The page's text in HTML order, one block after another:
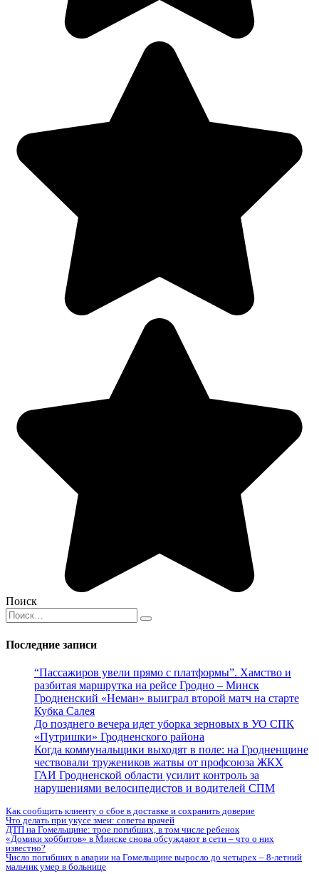
Поиск
Search
for:
Последние записи
“Пассажиров увели прямо с платформы”. Хамство и
разбитая маршрутка на рейсе Гродно – Минск
Гродненский «Неман» выиграл второй матч на старте
Кубка Салея
До позднего вечера идет уборка зерновых в УО СПК
«Путришки» Гродненского района
Когда коммунальщики выходят в поле: на Гродненщине
чествовали тружеников жатвы от профсоюза ЖКХ
ГАИ Гродненской области усилит контроль за
нарушениями велосипедистов и водителей СПМ
Как сообщить клиенту о сбое в доставке и сохранить доверие
Что делать при укусе змеи: советы врачей
ДТП на Гомельщине: трое погибших, в том числе ребенок
«Домики хоббитов» в Минске снова обсуждают в сети – что о них
известно?
Число погибших в аварии на Гомельщине выросло до четырех – 8-летний
мальчик умер в больнице